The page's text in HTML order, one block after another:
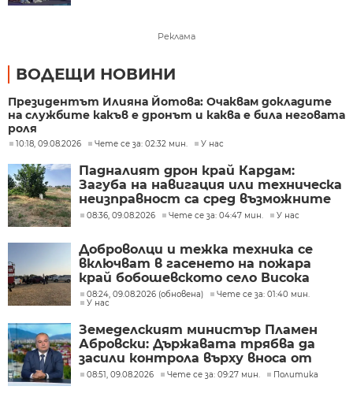
Реклама
ВОДЕЩИ НОВИНИ
Президентът Илияна Йотова: Очаквам докладите
на службите какъв е дронът и каква е била неговата
роля
10:18, 09.08.2026 Чете се за: 02:32 мин. У нас
Падналият дрон край Кардам:
Загуба на навигация или техническа
неизправност са сред възможните
причини
08:36, 09.08.2026 Чете се за: 04:47 мин. У нас
Доброволци и тежка техника се
включват в гасенето на пожара
край бобошевското село Висока
могила
08:24, 09.08.2026 (обновена)
Чете се за: 01:40 мин.
У нас
Земеделският министър Пламен
Абровски: Държавата трябва да
засили контрола върху вноса от
трети страни
08:51, 09.08.2026 Чете се за: 09:27 мин. Политика